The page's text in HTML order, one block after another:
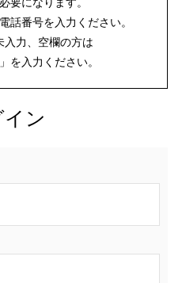
話番号を入力ください。
入力、空欄の方は
を入力ください。
イン